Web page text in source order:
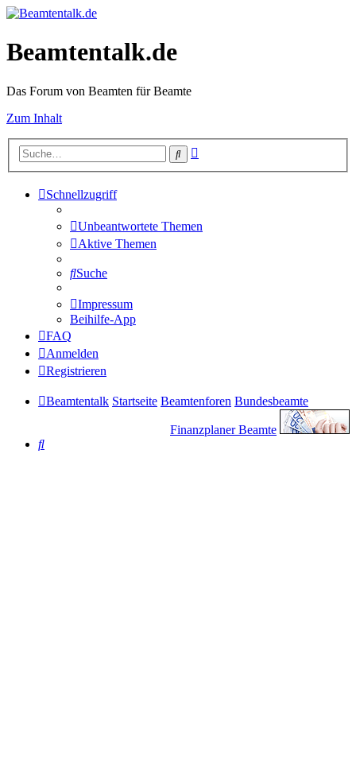
Beamtentalk.de
Das Forum von Beamten für Beamte
Zum Inhalt
Suche
Schnellzugriff
Unbeantwortete Themen
Aktive Themen
Suche
Impressum
Beihilfe-App
FAQ
Anmelden
Registrieren
Beamtentalk Startseite Beamtenforen Bundesbeamte
Finanzplaner Beamte
Suche